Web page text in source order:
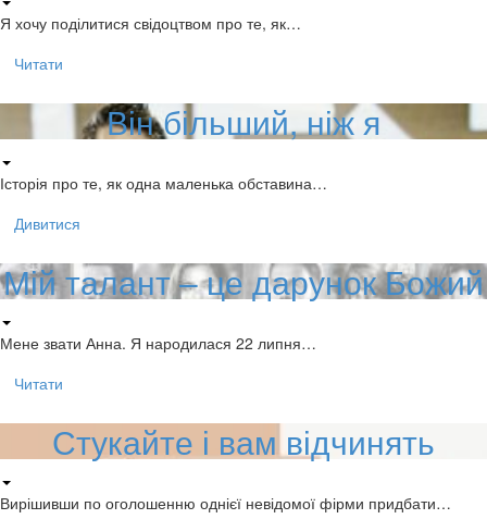
Я хочу поділитися свідоцтвом про те, як…
Читати
Він більший, ніж я
Історія про те, як одна маленька обставина…
Дивитися
Мій талант – це дарунок Божий
Мене звати Анна. Я народилася 22 липня…
Читати
Стукайте і вам відчинять
Вирішивши по оголошенню однієї невідомої фірми придбати…